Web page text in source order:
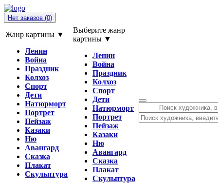
Нет заказов (0)
Жанр картины ▼
Ленин
Война
Праздник
Колхоз
Спорт
Дети
Натюрморт
Портрет
Пейзаж
Казаки
Ню
Авангард
Сказка
Плакат
Скульптура
Выберите жанр
картины ▼
Ленин
Война
Праздник
Колхоз
Спорт
Дети
Натюрморт
Портрет
Пейзаж
Казаки
Ню
Авангард
Сказка
Плакат
Скульптура